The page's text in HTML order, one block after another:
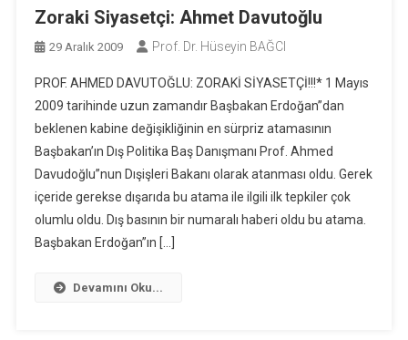
Zoraki Siyasetçi: Ahmet Davutoğlu
29 Aralık 2009 Prof. Dr. Hüseyin BAĞCI
PROF. AHMED DAVUTOĞLU: ZORAKİ SİYASETÇİ!!!* 1 Mayıs
2009 tarihinde uzun zamandır Başbakan Erdoğan”dan
beklenen kabine değişikliğinin en sürpriz atamasının
Başbakan’ın Dış Politika Baş Danışmanı Prof. Ahmed
Davudoğlu”nun Dışişleri Bakanı olarak atanması oldu. Gerek
içeride gerekse dışarıda bu atama ile ilgili ilk tepkiler çok
olumlu oldu. Dış basının bir numaralı haberi oldu bu atama.
Başbakan Erdoğan”ın […]
Devamını Oku...